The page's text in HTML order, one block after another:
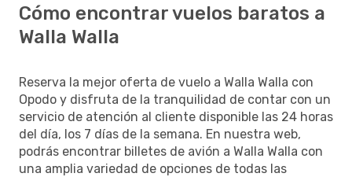
Cómo encontrar vuelos baratos a
Walla Walla
Reserva la mejor oferta de vuelo a Walla Walla con
Opodo y disfruta de la tranquilidad de contar con un
servicio de atención al cliente disponible las 24 horas
del día, los 7 días de la semana. En nuestra web,
podrás encontrar billetes de avión a Walla Walla con
una amplia variedad de opciones de todas las